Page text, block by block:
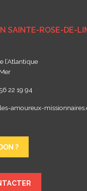
SAINTE-ROSE-DE-
l’Atlantique
22 19 94
amoureux-
?